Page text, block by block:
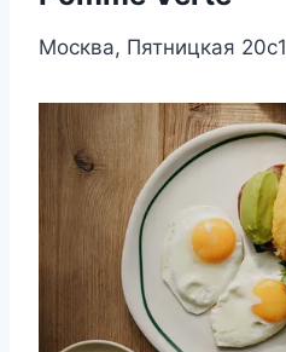
Москва, Пятницкая 20с1